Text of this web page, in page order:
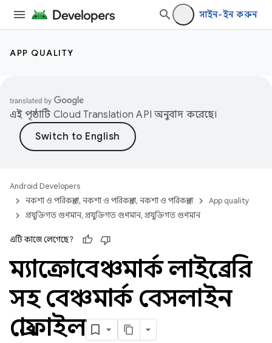
সাইন-ইন করুন
APP QUALITY
এই পৃষ্ঠাটি Cloud Translation API অনুবাদ করেছে।
Android Developers
নকশা ও পরিকল্পনা, নকশা ও পরিকল্পনা, নকশা ও পরিকল্পনা
App quality
প্রযুক্তিগত গুণমান, প্রযুক্তিগত গুণমান, প্রযুক্তিগত গুণমান
এটি কাজে লেগেছে?
ম্যাক্রোবেঞ্চমার্ক লাইব্রেরি
সহ বেঞ্চমার্ক বেসলাইন
প্রোফাইল